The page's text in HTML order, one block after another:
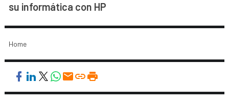
su informática con HP
Home